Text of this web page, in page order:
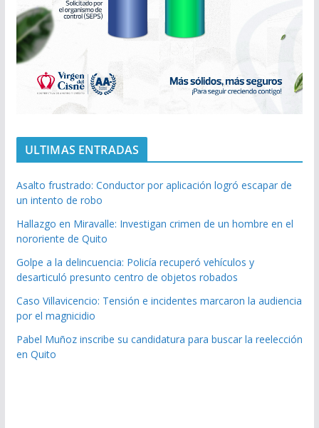
ULTIMAS ENTRADAS
Asalto frustrado: Conductor por aplicación logró escapar de
un intento de robo
Hallazgo en Miravalle: Investigan crimen de un hombre en el
nororiente de Quito
Golpe a la delincuencia: Policía recuperó vehículos y
desarticuló presunto centro de objetos robados
Caso Villavicencio: Tensión e incidentes marcaron la audiencia
por el magnicidio
Pabel Muñoz inscribe su candidatura para buscar la reelección
en Quito